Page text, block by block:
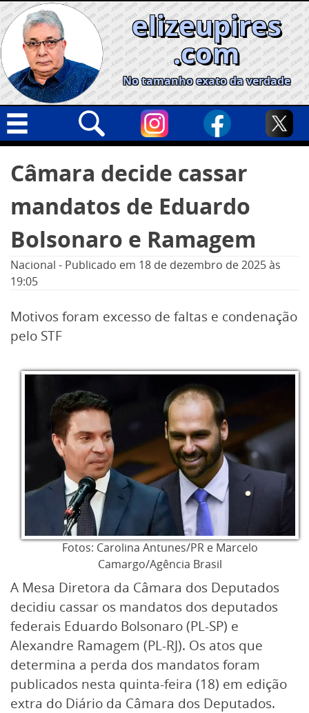
Skip
to
content
elizeupires
.com
No tamanho exato da verdade
Geral
Cidades
Política
Opinião
por:
Câmara decide cassar
mandatos de Eduardo
Bolsonaro e Ramagem
Nacional - Publicado em 18 de dezembro de 2025às
19:05
Motivos foram excesso de faltas e condenação
pelo STF
Fotos: Carolina Antunes/PR e Marcelo
Camargo/Agência Brasil
A Mesa Diretora da Câmara dos Deputados
decidiu cassar os mandatos dos deputados
federais Eduardo Bolsonaro (PL-SP) e
Alexandre Ramagem (PL-RJ). Os atos que
determina a perda dos mandatos foram
publicados nesta quinta-feira (18) em edição
extra do Diário da Câmara dos Deputados.